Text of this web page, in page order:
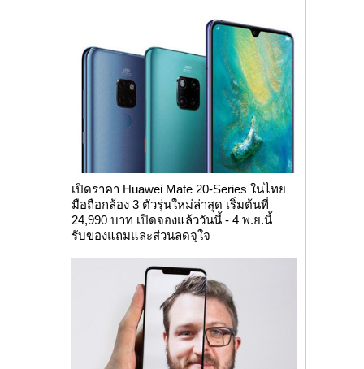
เปิดราคา Huawei Mate 20-Series ในไทย
มือถือกล้อง 3 ตัวรุ่นใหม่ล่าสุด เริ่มต้นที่
24,990 บาท เปิดจองแล้ววันนี้ - 4 พ.ย.นี้
รับของแถมและส่วนลดจุใจ